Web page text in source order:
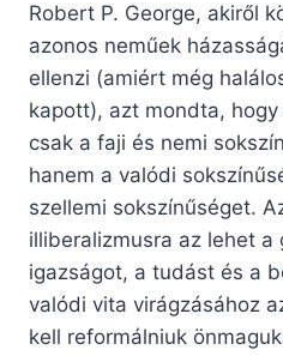
Robert P. George, akiről
azonos neműek
ellenzi (amiért még
kapott), azt mondta,
csak a faji és nemi
hanem a valódi
szellemi sokszínűséget.
illiberalizmusra az lehet a
igazságot, a tudást és a
valódi vita virágzásához
kell reformálniuk